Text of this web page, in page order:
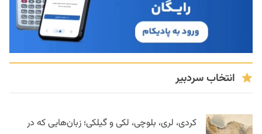
انتخاب سردبیر
کردی، لری، بلوچی، لکی و گیلکی؛ زبان‌هایی که در